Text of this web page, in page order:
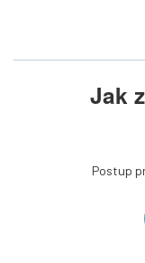
Jak
Postup